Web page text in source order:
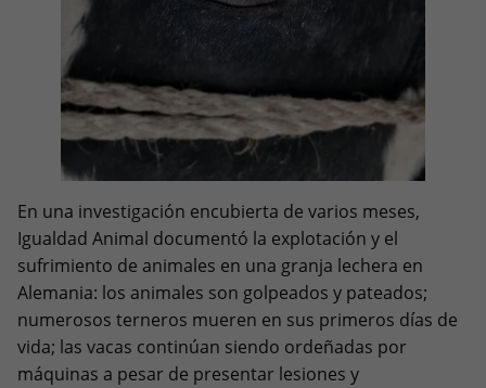
En una investigación encubierta de varios meses,
Igualdad Animal documentó la explotación y el
sufrimiento de animales en una granja lechera en
Alemania: los animales son golpeados y pateados;
numerosos terneros mueren en sus primeros días de
vida; las vacas continúan siendo ordeñadas por
máquinas a pesar de presentar lesiones y